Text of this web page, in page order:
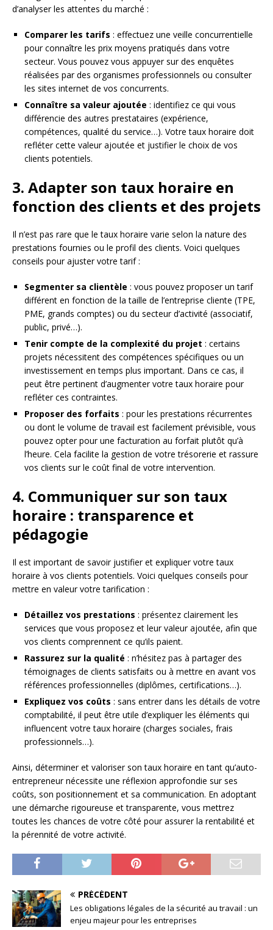
d’analyser les attentes du marché :
Comparer les tarifs : effectuez une veille concurrentielle
pour connaître les prix moyens pratiqués dans votre
secteur. Vous pouvez vous appuyer sur des enquêtes
réalisées par des organismes professionnels ou consulter
les sites internet de vos concurrents.
Connaître sa valeur ajoutée : identifiez ce qui vous
différencie des autres prestataires (expérience,
compétences, qualité du service…). Votre taux horaire doit
refléter cette valeur ajoutée et justifier le choix de vos
clients potentiels.
3. Adapter son taux horaire en
fonction des clients et des projets
Il n’est pas rare que le taux horaire varie selon la nature des
prestations fournies ou le profil des clients. Voici quelques
conseils pour ajuster votre tarif :
Segmenter sa clientèle : vous pouvez proposer un tarif
différent en fonction de la taille de l’entreprise cliente (TPE,
PME, grands comptes) ou du secteur d’activité (associatif,
public, privé…).
Tenir compte de la complexité du projet : certains
projets nécessitent des compétences spécifiques ou un
investissement en temps plus important. Dans ce cas, il
peut être pertinent d’augmenter votre taux horaire pour
refléter ces contraintes.
Proposer des forfaits : pour les prestations récurrentes
ou dont le volume de travail est facilement prévisible, vous
pouvez opter pour une facturation au forfait plutôt qu’à
l’heure. Cela facilite la gestion de votre trésorerie et rassure
vos clients sur le coût final de votre intervention.
4. Communiquer sur son taux
horaire : transparence et
pédagogie
Il est important de savoir justifier et expliquer votre taux
horaire à vos clients potentiels. Voici quelques conseils pour
mettre en valeur votre tarification :
Détaillez vos prestations : présentez clairement les
services que vous proposez et leur valeur ajoutée, afin que
vos clients comprennent ce qu’ils paient.
Rassurez sur la qualité : n’hésitez pas à partager des
témoignages de clients satisfaits ou à mettre en avant vos
références professionnelles (diplômes, certifications…).
Expliquez vos coûts : sans entrer dans les détails de votre
comptabilité, il peut être utile d’expliquer les éléments qui
influencent votre taux horaire (charges sociales, frais
professionnels…).
Ainsi, déterminer et valoriser son taux horaire en tant qu’auto-
entrepreneur nécessite une réflexion approfondie sur ses
coûts, son positionnement et sa communication. En adoptant
une démarche rigoureuse et transparente, vous mettrez
toutes les chances de votre côté pour assurer la rentabilité et
la pérennité de votre activité.
PRÉCÉDENT
Les obligations légales de la sécurité au travail : un
enjeu majeur pour les entreprises